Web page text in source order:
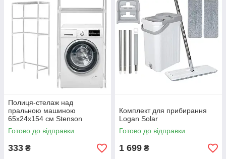
Полиця-стелаж над
пральною машиною
65х24х154 см Stenson
R30894
Готово до відправки
333 ₴
Комплект для прибирання
Logan Solar
Готово до відправки
1 699 ₴